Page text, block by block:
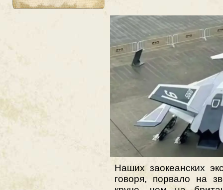
Наших заокеанских
говоря, порвало на